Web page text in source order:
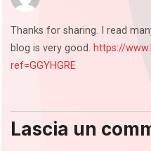
Thanks for sharing. I read
blog is very good. https://
ref=GGYHGRE
Lascia un